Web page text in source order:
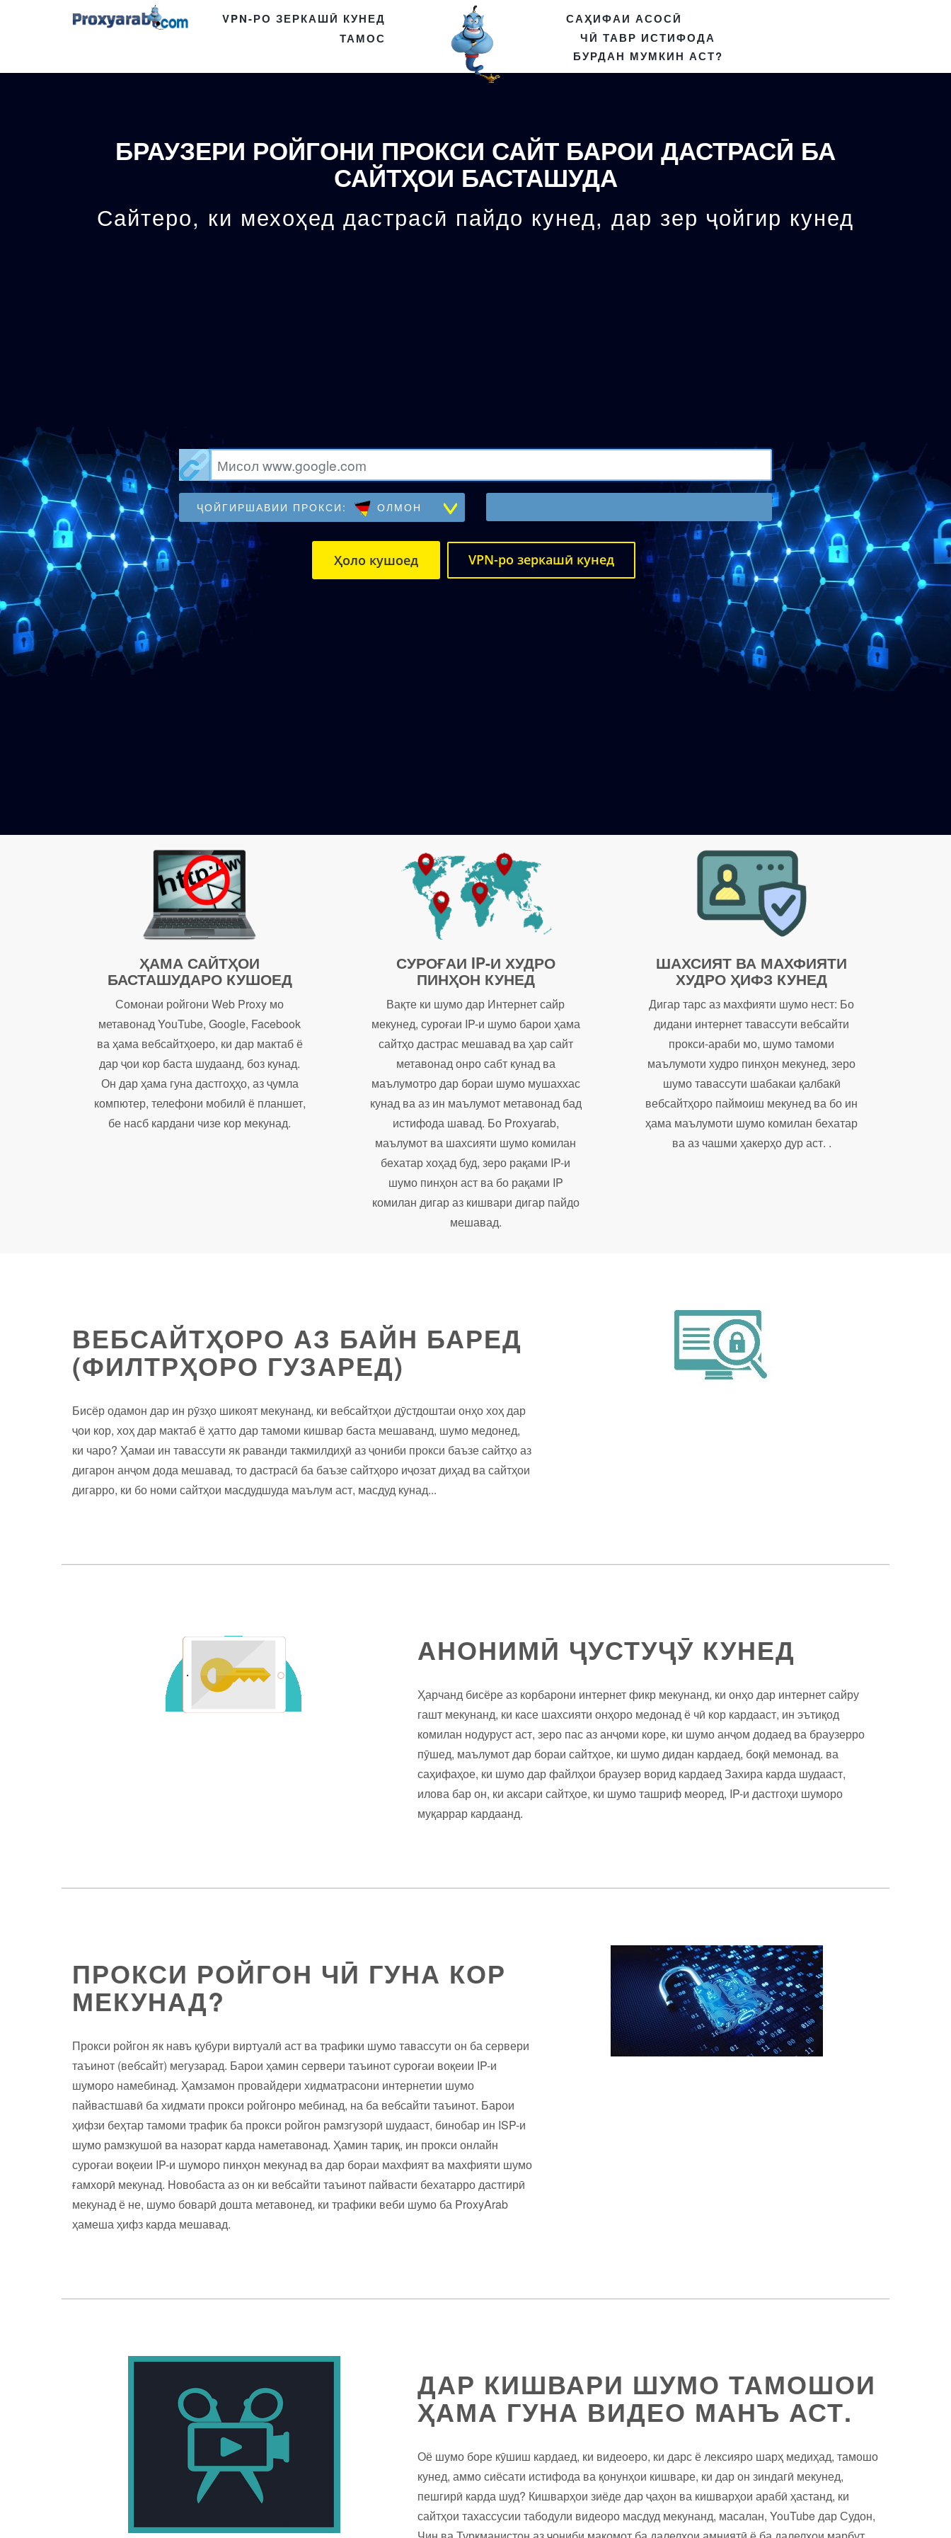
VPN-РО ЗЕРКАШӢ КУНЕД
ТАМОС
САҲИФАИ АСОСӢ
ЧӢ ТАВР ИСТИФОДА
БУРДАН МУМКИН АСТ?
БРАУЗЕРИ РОЙГОНИ ПРОКСИ САЙТ БАРОИ ДАСТРАСӢ БА
САЙТҲОИ БАСТАШУДА
Сайтеро, ки мехоҳед дастрасӣ пайдо кунед, дар зер ҷойгир кунед
ҶОЙГИРШАВИИ ПРОКСИ: ОЛМОН
Ҳоло кушоед VPN-ро зеркашӣ кунед
ҲАМА САЙТҲОИ
БАСТАШУДАРО КУШОЕД
Сомонаи ройгони Web Proxy мо
метавонад YouTube, Google, Facebook
ва ҳама вебсайтҳоеро, ки дар мактаб ё
дар ҷои кор баста шудаанд, боз кунад.
Он дар ҳама гуна дастгоҳҳо, аз ҷумла
компютер, телефони мобилӣ ё планшет,
бе насб кардани чизе кор мекунад.
СУРОҒАИ IP-И ХУДРО
ПИНҲОН КУНЕД
Вақте ки шумо дар Интернет сайр
мекунед, суроғаи IP-и шумо барои ҳама
сайтҳо дастрас мешавад ва ҳар сайт
метавонад онро сабт кунад ва
маълумотро дар бораи шумо мушаххас
кунад ва аз ин маълумот метавонад бад
истифода шавад. Бо Proxyarab,
маълумот ва шахсияти шумо комилан
бехатар хоҳад буд, зеро рақами IP-и
шумо пинҳон аст ва бо рақами IP
комилан дигар аз кишвари дигар пайдо
мешавад.
ШАХСИЯТ ВА МАХФИЯТИ
ХУДРО ҲИФЗ КУНЕД
Дигар тарс аз махфияти шумо нест: Бо
дидани интернет тавассути вебсайти
прокси-араби мо, шумо тамоми
маълумоти худро пинҳон мекунед, зеро
шумо тавассути шабакаи қалбакӣ
вебсайтҳоро паймоиш мекунед ва бо ин
ҳама маълумоти шумо комилан бехатар
ва аз чашми ҳакерҳо дур аст. .
ВЕБСАЙТҲОРО АЗ БАЙН БАРЕД
(ФИЛТРҲОРО ГУЗАРЕД)
Бисёр одамон дар ин рӯзҳо шикоят мекунанд, ки вебсайтҳои дӯстдоштаи онҳо хоҳ дар
ҷои кор, хоҳ дар мактаб ё ҳатто дар тамоми кишвар баста мешаванд, шумо медонед,
ки чаро? Ҳамаи ин тавассути як раванди такмилдиҳӣ аз ҷониби прокси баъзе сайтҳо аз
дигарон анҷом дода мешавад, то дастрасӣ ба баъзе сайтҳоро иҷозат диҳад ва сайтҳои
дигарро, ки бо номи сайтҳои масдудшуда маълум аст, масдуд кунад...
АНОНИМӢ ҶУСТУҶӮ КУНЕД
Ҳарчанд бисёре аз корбарони интернет фикр мекунанд, ки онҳо дар интернет сайру
гашт мекунанд, ки касе шахсияти онҳоро медонад ё чӣ кор кардааст, ин эътиқод
комилан нодуруст аст, зеро пас аз анҷоми коре, ки шумо анҷом додаед ва браузерро
пӯшед, маълумот дар бораи сайтҳое, ки шумо дидан кардаед, боқӣ мемонад. ва
саҳифаҳое, ки шумо дар файлҳои браузер ворид кардаед Захира карда шудааст,
илова бар он, ки аксари сайтҳое, ки шумо ташриф меоред, IP-и дастгоҳи шуморо
муқаррар кардаанд.
ПРОКСИ РОЙГОН ЧӢ ГУНА КОР
МЕКУНАД?
Прокси ройгон як навъ қубури виртуалӣ аст ва трафики шумо тавассути он ба сервери
таъинот (вебсайт) мегузарад. Барои ҳамин сервери таъинот суроғаи воқеии IP-и
шуморо намебинад. Ҳамзамон провайдери хидматрасони интернетии шумо
пайвастшавӣ ба хидмати прокси ройгонро мебинад, на ба вебсайти таъинот. Барои
ҳифзи беҳтар тамоми трафик ба прокси ройгон рамзгузорӣ шудааст, бинобар ин ISP-и
шумо рамзкушоӣ ва назорат карда наметавонад. Ҳамин тариқ, ин прокси онлайн
суроғаи воқеии IP-и шуморо пинҳон мекунад ва дар бораи махфият ва махфияти шумо
ғамхорӣ мекунад. Новобаста аз он ки вебсайти таъинот пайвасти бехатарро дастгирӣ
мекунад ё не, шумо боварӣ дошта метавонед, ки трафики веби шумо ба ProxyArab
ҳамеша ҳифз карда мешавад.
ДАР КИШВАРИ ШУМО ТАМОШОИ
ҲАМА ГУНА ВИДЕО МАНЪ АСТ.
Оё шумо боре кӯшиш кардаед, ки видеоеро, ки дарс ё лексияро шарҳ медиҳад, тамошо
кунед, аммо сиёсати истифода ва қонунҳои кишваре, ки дар он зиндагӣ мекунед,
пешгирӣ карда шуд? Кишварҳои зиёде дар ҷаҳон ва кишварҳои арабӣ ҳастанд, ки
сайтҳои тахассусии табодули видеоро масдуд мекунанд, масалан, YouTube дар Судон,